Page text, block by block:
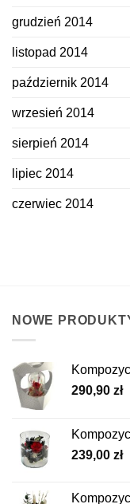
grudzień 2014
listopad 2014
październik 2014
wrzesień 2014
sierpień 2014
lipiec 2014
czerwiec 2014
NOWE
290,90 zł
239,00 zł